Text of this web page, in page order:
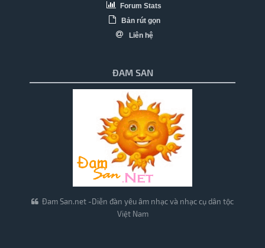
Forum Stats
Bản rút gọn
Liên hệ
ĐAM SAN
Đam San.net -Diễn đàn yêu âm nhạc và nhạc cụ dân tộc
Việt Nam